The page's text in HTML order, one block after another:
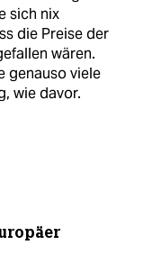
sich nix
die Preise der
wären.
genauso viele
wie davor.